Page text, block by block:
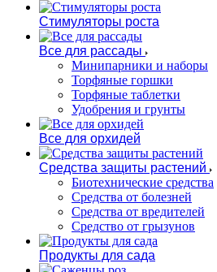
Стимуляторы роста
Все для рассады
Минипарники и наборы
Торфяные горшки
Торфяные таблетки
Удобрения и грунты
Все для орхидей
Средства защиты растений
Биотехнические средства
Средства от болезней
Средства от вредителей
Средство от грызунов
Продукты для сада